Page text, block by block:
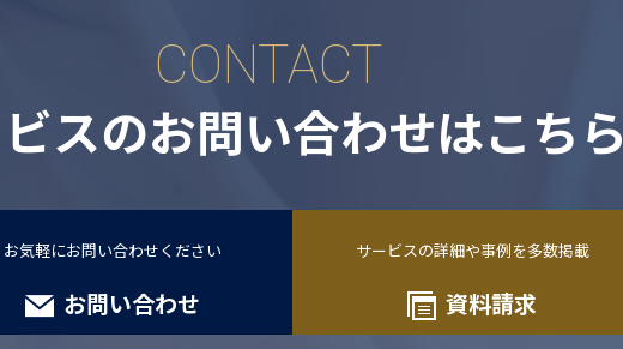
CONTACT
スのお問い合わせはこちら
お気軽にお問い合わせください
お問い合わせ
サービスの詳細や事例を多数掲載
資料請求